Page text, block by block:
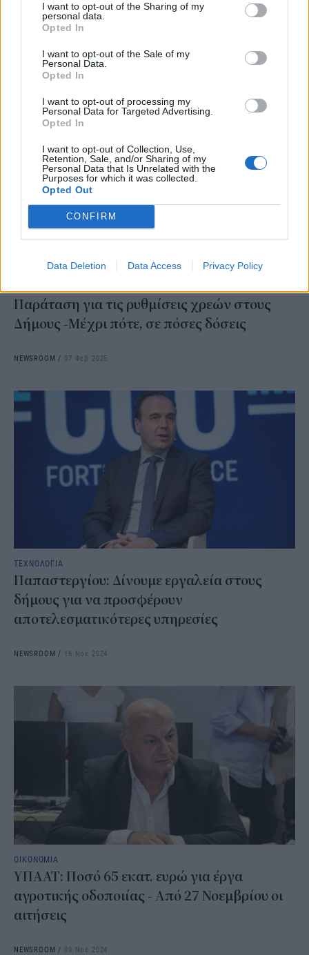
I want to opt-out of the Sharing of my
personal data.
Opted In
I want to opt-out of the Sale of my
Personal Data.
Opted In
I want to opt-out of processing my
Personal Data for Targeted Advertising.
Opted In
I want to opt-out of Collection, Use,
Retention, Sale, and/or Sharing of my
Personal Data that Is Unrelated with the
Purposes for which it was collected.
Opted Out
CONFIRM
Data Deletion Data Access Privacy Policy
ΔΥΠΑ: Συνεχίζονται οι αιτήσεις για τη νέα
δράση απασχόλησης για 1.000 ανέργους με
αναπηρία σε Δήμους
NEWSROOM /24 Φεβ 2025
Παράταση για τις ρυθμίσεις χρεών στους
Δήμους -Μέχρι πότε, σε πόσες δόσεις
NEWSROOM / 07 Φεβ 2025
ΤΕΧΝΟΛΟΓΙΑ
Παπαστεργίου: Δίνουμε εργαλεία στους
δήμους για να προσφέρουν
αποτελεσματικότερες υπηρεσίες
NEWSROOM / 16 Νοε 2024
ΟΙΚΟΝΟΜΙΑ
ΥΠΑΑΤ: Ποσό 65 εκατ. ευρώ για έργα
αγροτικής οδοποιίας - Από 27 Νοεμβρίου οι
αιτήσεις
NEWSROOM / 09 Νοε 2024